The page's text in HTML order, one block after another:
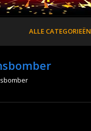
ALLE CATEGORIEËN